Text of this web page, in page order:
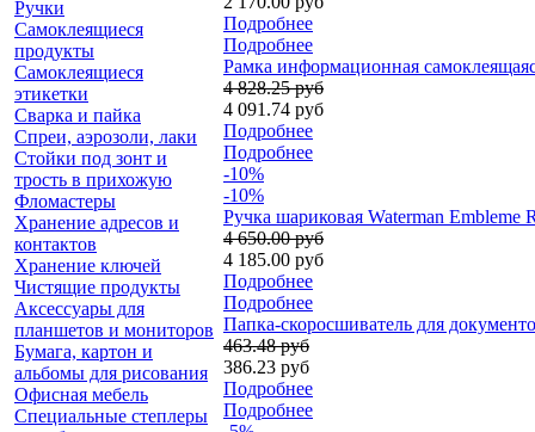
Ручки
Самоклеящиеся
продукты
Самоклеящиеся
этикетки
Сварка и пайка
Спреи, аэрозоли, лаки
Стойки под зонт и
трость в прихожую
Фломастеры
Хранение адресов и
контактов
Хранение ключей
Чистящие продукты
Аксессуары для
планшетов и мониторов
Бумага, картон и
альбомы для рисования
Офисная мебель
Специальные степлеры
Подробнее
Подробнее
Рамка информационная
4 828.25 руб
4 091.74 руб
Подробнее
Подробнее
-10%
-10%
Ручка шариковая Waterman
4 650.00 руб
4 185.00 руб
Подробнее
Подробнее
Папка-скоросшиватель для
463.48 руб
386.23 руб
Подробнее
Подробнее